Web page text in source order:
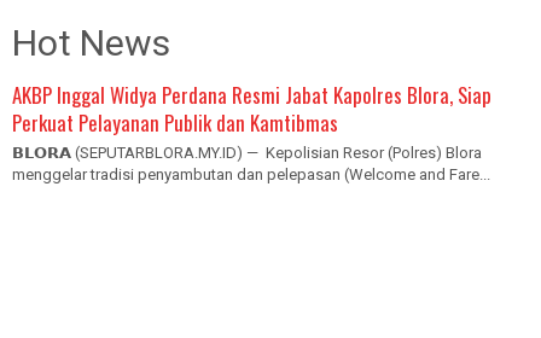
Hot News
AKBP Inggal Widya Perdana Resmi Jabat Kapolres Blora, Siap
Perkuat Pelayanan Publik dan Kamtibmas
𝗕𝗟𝗢𝗥𝗔 (SEPUTARBLORA.MY.ID) — Kepolisian Resor (Polres) Blora
menggelar tradisi penyambutan dan pelepasan (Welcome and Fare...